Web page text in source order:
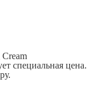
специальная цена.